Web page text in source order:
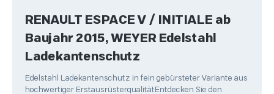
RENAULT ESPACE V / INITIALE ab
Baujahr 2015, WEYER Edelstahl
Ladekantenschutz
Edelstahl Ladekantenschutz in fein gebürsteter Variante aus
hochwertiger ErstausrüsterqualitätEntdecken Sie den